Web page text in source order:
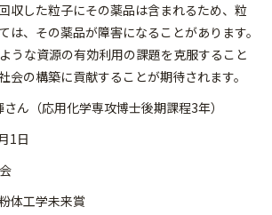
収した粒子にその薬品は含まれるため、粒
は、その薬品が障害になることがあります。
うな資源の有効利用の課題を克服すること
会の構築に貢献することが期待されます。
ん（応用化学専攻博士後期課程3年）
1日
体工学未来賞